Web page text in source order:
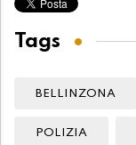
Tags
BELLINZONA
POLIZIA